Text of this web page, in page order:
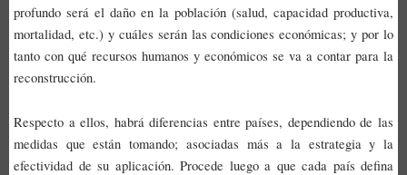
profundo será el daño en la población (salud, capacidad productiva,
mortalidad, etc.) y cuáles serán las condiciones económicas; y por lo
tanto con qué recursos humanos y económicos se va a contar para la
reconstrucción.
Respecto a ellos, habrá diferencias entre países, dependiendo de las
medidas que están tomando; asociadas más a la estrategia y la
efectividad de su aplicación. Procede luego a que cada país defina